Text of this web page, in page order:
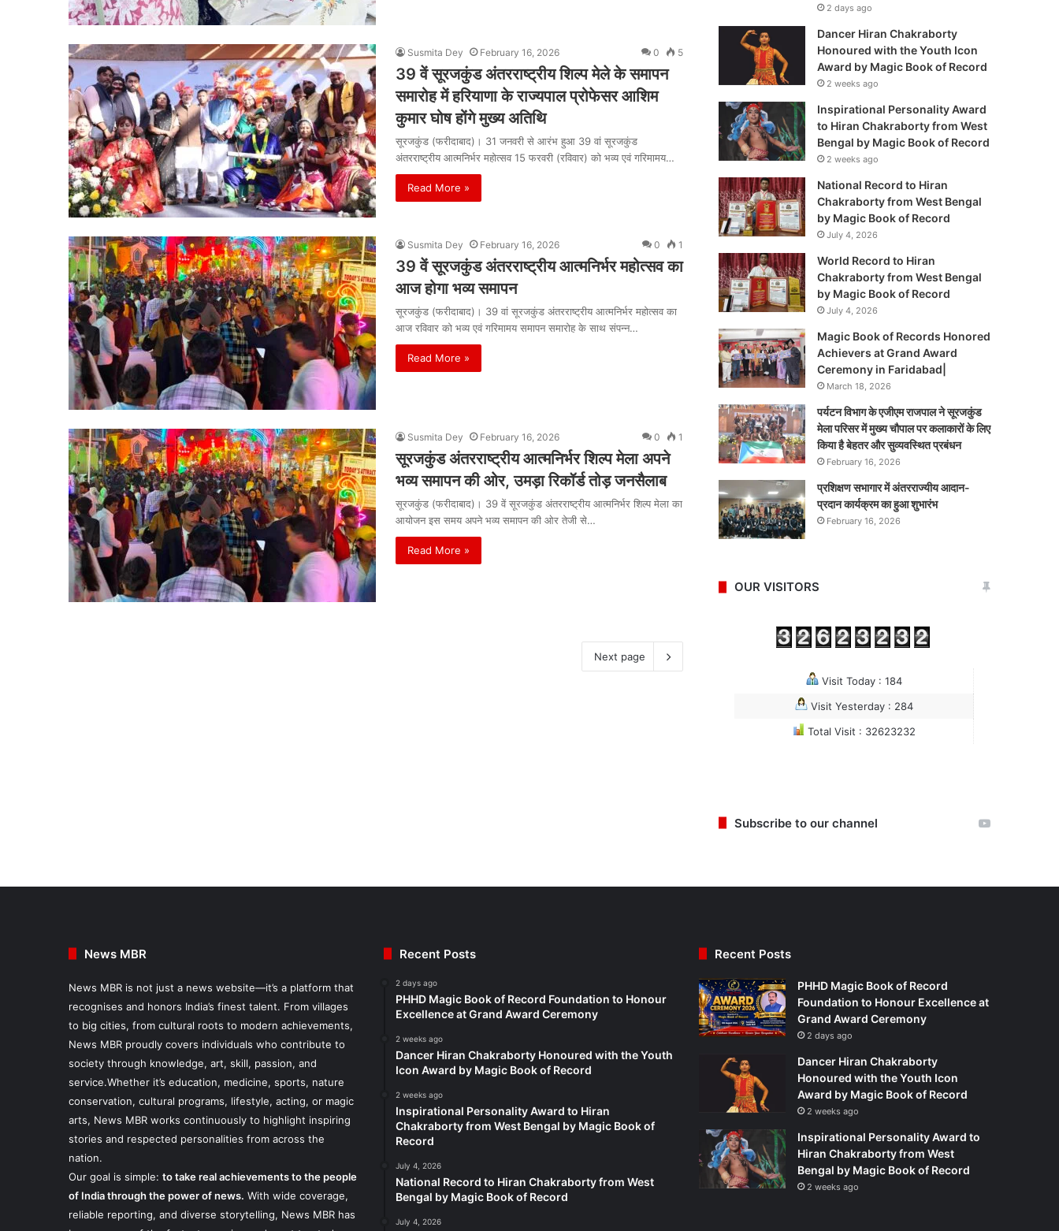
Susmita Dey February 16, 2026 0 5
39 वें सूरजकुंड अंतरराष्ट्रीय शिल्प मेले के समापन
समारोह में हरियाणा के राज्यपाल प्रोफेसर आशिम
कुमार घोष होंगे मुख्य अतिथि
सूरजकुंड (फरीदाबाद)। 31 जनवरी से आरंभ हुआ 39 वां सूरजकुंड
अंतरराष्ट्रीय आत्मनिर्भर महोत्सव 15 फरवरी (रविवार) को भव्य एवं गरिमामय…
Read More »
Susmita Dey February 16, 2026 0 1
39 वें सूरजकुंड अंतरराष्ट्रीय आत्मनिर्भर महोत्सव का
आज होगा भव्य समापन
सूरजकुंड (फरीदाबाद)। 39 वां सूरजकुंड अंतरराष्ट्रीय आत्मनिर्भर महोत्सव का
आज रविवार को भव्य एवं गरिमामय समापन समारोह के साथ संपन्न…
Read More »
Susmita Dey February 16, 2026 0 1
सूरजकुंड अंतरराष्ट्रीय आत्मनिर्भर शिल्प मेला अपने
भव्य समापन की ओर, उमड़ा रिकॉर्ड तोड़ जनसैलाब
सूरजकुंड (फरीदाबाद)। 39 वें सूरजकुंड अंतरराष्ट्रीय आत्मनिर्भर शिल्प मेला का
आयोजन इस समय अपने भव्य समापन की ओर तेजी से…
Read More »
Next page
2 days ago
Dancer Hiran Chakraborty
Honoured with the Youth Icon
Award by Magic Book of Record
2 weeks ago
Inspirational Personality Award
to Hiran Chakraborty from West
Bengal by Magic Book of Record
2 weeks ago
National Record to Hiran
Chakraborty from West Bengal
by Magic Book of Record
July 4, 2026
World Record to Hiran
Chakraborty from West Bengal
by Magic Book of Record
July 4, 2026
Magic Book of Records Honored
Achievers at Grand Award
Ceremony in Faridabad|
March 18, 2026
पर्यटन विभाग के एजीएम राजपाल ने सूरजकुंड
मेला परिसर में मुख्य चौपाल पर कलाकारों के लिए
किया है बेहतर और सुव्यवस्थित प्रबंधन
February 16, 2026
प्रशिक्षण सभागार में अंतरराज्यीय आदान-
प्रदान कार्यक्रम का हुआ शुभारंभ
February 16, 2026
OUR VISITORS
Visit Today : 184
Visit Yesterday : 284
Total Visit : 32623232
Subscribe to our channel
News MBR
News MBR is not just a news website—it’s a platform that
recognises and honors India’s finest talent. From villages
to big cities, from cultural roots to modern achievements,
News MBR proudly covers individuals who contribute to
society through knowledge, art, skill, passion, and
service.Whether it’s education, medicine, sports, nature
conservation, cultural programs, lifestyle, acting, or magic
arts, News MBR works continuously to highlight inspiring
stories and respected personalities from across the
nation.
Our goal is simple: to take real achievements to the people
of India through the power of news. With wide coverage,
reliable reporting, and diverse storytelling, News MBR has
Recent Posts
2 days ago
PHHD Magic Book of Record Foundation to Honour
Excellence at Grand Award Ceremony
2 weeks ago
Dancer Hiran Chakraborty Honoured with the Youth
Icon Award by Magic Book of Record
2 weeks ago
Inspirational Personality Award to Hiran
Chakraborty from West Bengal by Magic Book of
Record
July 4, 2026
National Record to Hiran Chakraborty from West
Bengal by Magic Book of Record
July 4, 2026
Recent Posts
PHHD Magic Book of Record
Foundation to Honour Excellence at
Grand Award Ceremony
2 days ago
Dancer Hiran Chakraborty
Honoured with the Youth Icon
Award by Magic Book of Record
2 weeks ago
Inspirational Personality Award to
Hiran Chakraborty from West
Bengal by Magic Book of Record
2 weeks ago